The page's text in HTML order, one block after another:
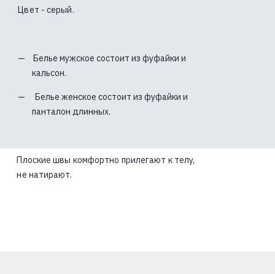
Цвет - серый.
Белье мужское состоит из фуфайки и
кальсон.
панталон длинных.
Плоские швы комфортно прилегают к телу,
не натирают.